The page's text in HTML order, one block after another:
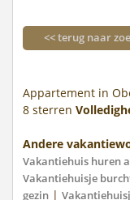
<< terug naar
Appartement in
8 sterren
Andere
Vakantiehuis huren
Vakantiehuisje
gezin |